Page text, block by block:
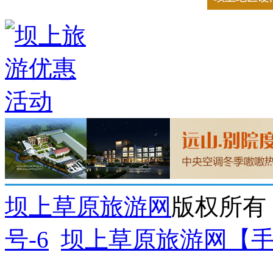
坝上草原旅游网 版权所
号-6 坝上草原旅游网【